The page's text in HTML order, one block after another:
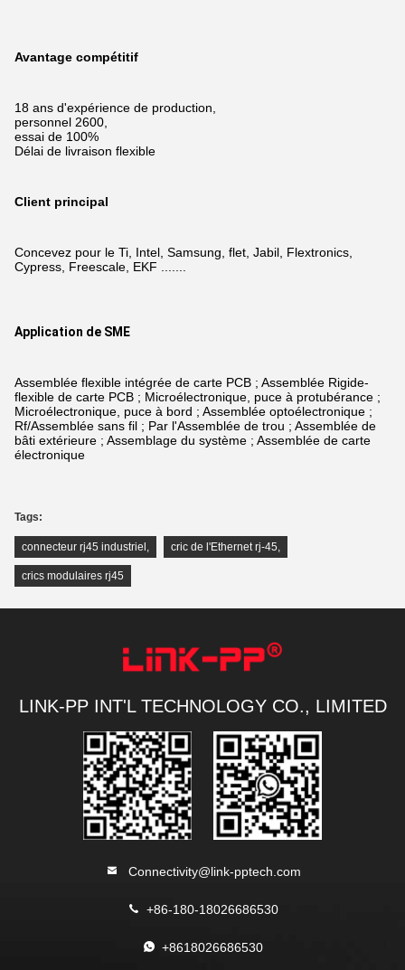
Avantage compétitif
18 ans d'expérience de production,
personnel 2600,
essai de 100%
Délai de livraison flexible
Client principal
Concevez pour le Ti, Intel, Samsung, flet, Jabil, Flextronics,
Cypress, Freescale, EKF .......
Application de SME
Assemblée flexible intégrée de carte PCB ; Assemblée Rigide-
flexible de carte PCB ; Microélectronique, puce à protubérance ;
Microélectronique, puce à bord ; Assemblée optoélectronique ;
Rf/Assemblée sans fil ; Par l'Assemblée de trou ; Assemblée de
bâti extérieure ; Assemblage du système ; Assemblée de carte
électronique
Tags:
connecteur rj45 industriel , cric de l'Ethernet rj-45,
crics modulaires rj45
LINK-PP INT'L TECHNOLOGY CO., LIMITED
Connectivity@link-pptech.com
+86-180-18026686530
+8618026686530